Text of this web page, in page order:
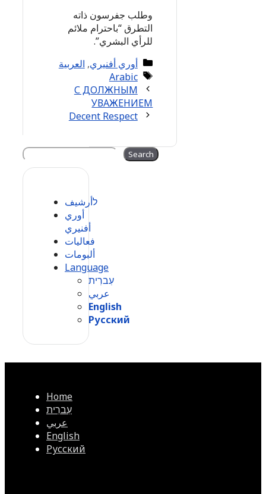
وطلب جفرسون ذاته
التطرق “باحترام ملائم
للرأي البشري”.
Categories
أوري أفنيري, العربية
Tags
Arabic
С ДОЛЖНЫМ
УВАЖЕНИЕМ
Decent Respect
Search Search
לأرشيف
أوري
أفنيري
فعاليات
ألبومات
Language
עִברִית
عربي
English
Русский
Home
עִברִית
عربي
English
Русский